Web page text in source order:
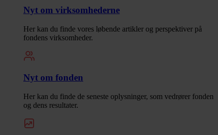
Nyt om virksomhederne
Her kan du finde vores løbende artikler og perspektiver på
fondens virksomheder.
Nyt om fonden
Her kan du finde de seneste oplysninger, som vedrører fonden
og dens resultater.